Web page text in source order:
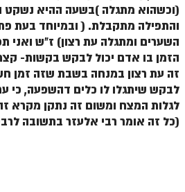
הקדשות על דיסקים
לאתר הבית
הרב אדם סיני
לבלוג הרב
(וכשהוא מתגלה )בשעה ההיא נשקט
והתפילה מתקבלת. ( ובמיוחד בעת
השערים ומתגלה עת רצון) ז"ש ואני
הזמן בו אדם יכול לבקש בקשות-
זה עת רצון במנחה בשבת שזה זמן
לבקש שיתגלו לו כלים דהשפעה, כי
לגלות המצח ומשום זה נתקן מקרא
(כל זה אומר רבי אלעזר בתשובה